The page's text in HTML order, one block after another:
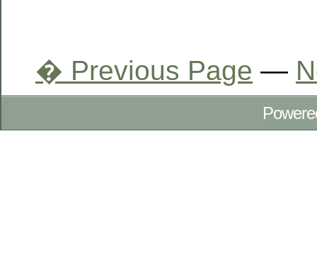
� Previous Page —